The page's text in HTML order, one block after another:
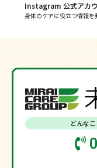
Instagram 公式アカ
身体のケアに役立つ情報を
どんな